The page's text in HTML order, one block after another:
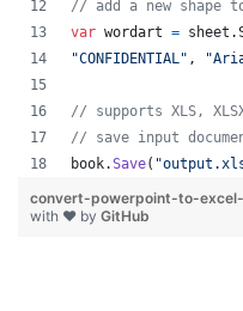
// add a new shape
var wordart = sheet .
"CONFIDENTIAL" ,
// supports XLS,
// save input
book.Save(
convert-powerpoint-to-
with ❤ by GitHub